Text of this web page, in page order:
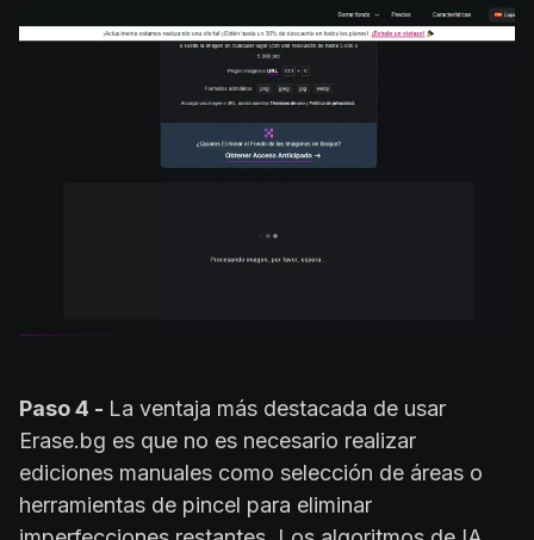
Paso 4 - La ventaja más destacada de usar
Erase.bg es que no es necesario realizar
ediciones manuales como selección de áreas o
herramientas de pincel para eliminar